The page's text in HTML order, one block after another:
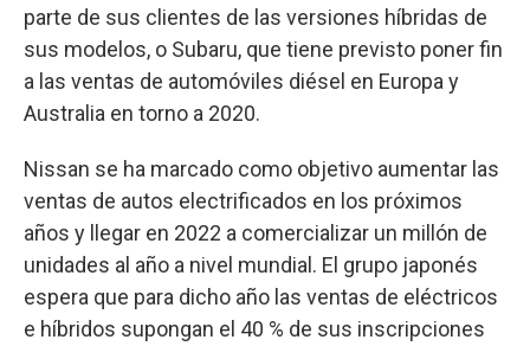
parte de sus clientes de las versiones híbridas de
sus modelos, o Subaru, que tiene previsto poner fin
a las ventas de automóviles diésel en Europa y
Australia en torno a 2020.
Nissan se ha marcado como objetivo aumentar las
ventas de autos electrificados en los próximos
años y llegar en 2022 a comercializar un millón de
unidades al año a nivel mundial. El grupo japonés
espera que para dicho año las ventas de eléctricos
e híbridos supongan el 40 % de sus inscripciones